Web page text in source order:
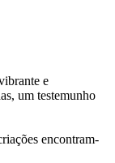
e
um testemunho
encontram-